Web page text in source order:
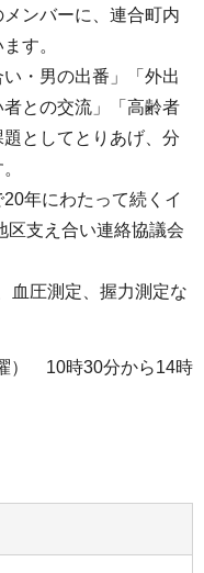
ンバーに、連合町内
す。
・男の出番」「外出
との交流」「高齢者
としてとりあげ、分
年にわたって続くイ
区支え合い連絡協議会
血圧測定、握力測定な
） 10時30分から14時